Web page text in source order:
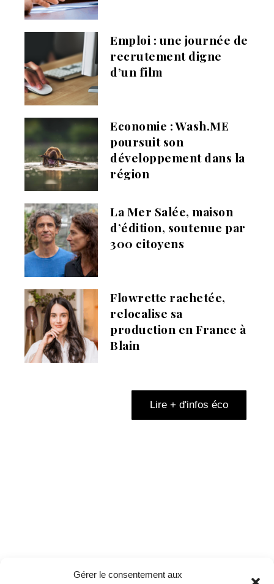
Gérer le consentement aux
Emploi : une journée de
recrutement digne
d’un film
Economie : Wash.ME
poursuit son
développement dans la
région
La Mer Salée, maison
d’édition, soutenue par
300 citoyens
Flowrette rachetée,
relocalise sa
production en France à
Blain
Lire + d'infos éco